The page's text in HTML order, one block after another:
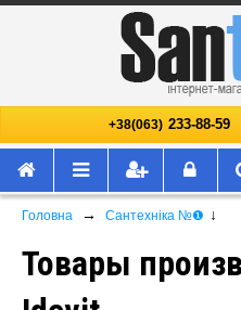
+38(063) 233-88-59
Головна → Сантехніка №❶ ↓
Товары